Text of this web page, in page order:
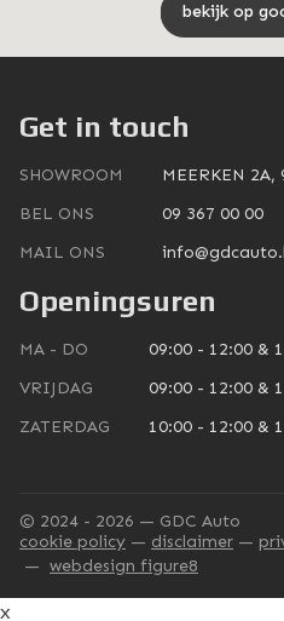
Get in touch
SHOWROOM
MEERKEN
BEL ONS
09 367 00 00
MAIL ONS
Openingsuren
MA - DO
09:00 - 12:00 &
VRIJDAG
09:00 - 12:00 &
ZATERDAG
10:00 - 12:00 &
© 2024 - 2026 — GDC Auto
cookie policy
disclaimer
webdesign figure8
bekijk op
x